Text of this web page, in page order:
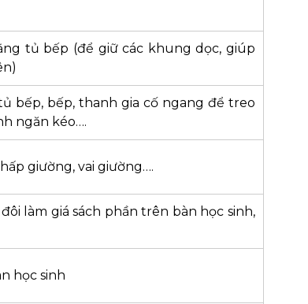
tủ bếp (để giữ các khung dọc, giúp
bếp, bếp, thanh gia cố ngang để treo
ngăn kéo….
giường, vai giường….
làm giá sách phần trên bàn học sinh,
học sinh